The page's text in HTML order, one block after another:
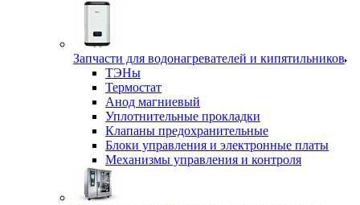
Запчасти для водонагревателей и кипятильников
ТЭНы
Термостат
Анод магниевый
Уплотнительные прокладки
Клапаны предохранительные
Блоки управления и электронные платы
Механизмы управления и контроля